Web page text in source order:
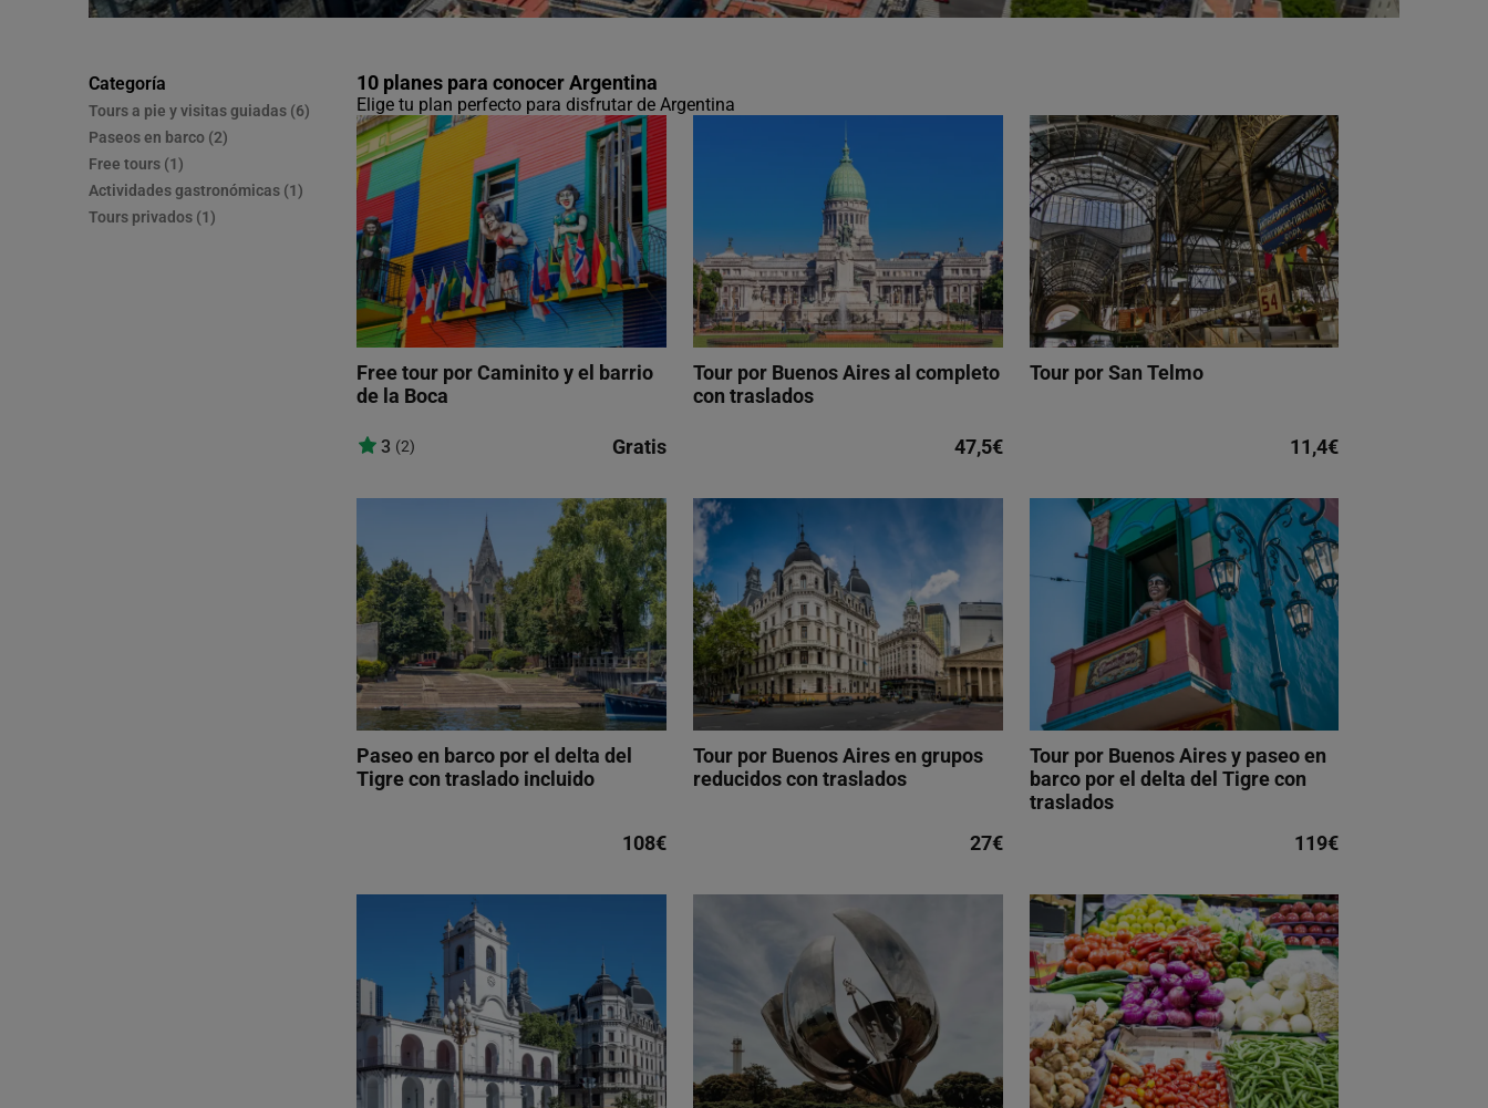
Categoría
Tours a pie y visitas guiadas (6)
Paseos en barco (2)
Free tours (1)
Actividades gastronómicas (1)
Tours privados (1)
10 planes para conocer Argentina
Elige tu plan perfecto para disfrutar de Argentina
Free tour por Caminito y el barrio
de la Boca
3 (2) Gratis
Tour por Buenos Aires al completo
con traslados
47,5€
Tour por San Telmo
11,4€
Paseo en barco por el delta del
Tigre con traslado incluido
108€
Tour por Buenos Aires en grupos
reducidos con traslados
27€
Tour por Buenos Aires y paseo en
barco por el delta del Tigre con
traslados
119€